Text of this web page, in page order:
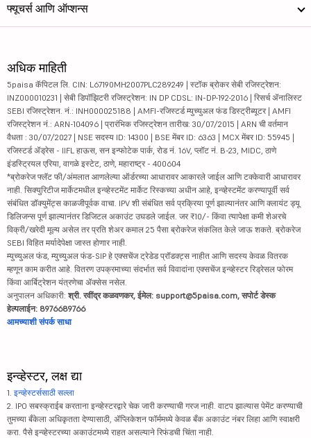
फ्यूचर्स आणि ऑप्शन्स
अधिक माहिती
5paisa कॅपिटल लि. CIN: L67190MH2007PLC289249 | स्टॉक ब्रोकर सेबी रजिस्ट्रेशन:
INZ000010231 | सेबी डिपॉझिटरी रजिस्ट्रेशन: IN DP CDSL: IN-DP-192-2016 | रिसर्च ॲनालिस्ट
SEBI रजिस्ट्रेशन. नं.: INH000025188 | AMFI-रजिस्टर्ड म्युच्युअल फंड डिस्ट्रीब्यूटर | AMFI
रजिस्ट्रेशन नं.: ARN-104096 | प्रारंभिक रजिस्ट्रेशन तारीख: 30/07/2015 | ARN ची वर्तमान
वैधता : 30/07/2027 | NSE सदस्य ID: 14300 | BSE मेंबर ID: 6363 | MCX मेंबर ID: 55945 |
रजिस्टर्ड ॲड्रेस - IIFL हाऊस, सन इन्फोटेक पार्क, रोड नं. 16V, प्लॉट नं. B-23, MIDC, ठाणे
इंडस्ट्रियल एरिया, वागळे इस्टेट, ठाणे, महाराष्ट्र - 400604
*ब्रोकरेज फ्लॅट फी/अंमलात आणलेल्या ऑर्डरच्या आधारावर आकारले जाईल आणि टक्केवारी आधारावर
नाही. सिक्युरिटीज मार्केटमधील इन्व्हेस्टमेंट मार्केट रिस्कच्या अधीन आहे, इन्व्हेस्टमेंट करण्यापूर्वी सर्व
संबंधित डॉक्युमेंट्स काळजीपूर्वक वाचा. IPV शी संबंधित सर्व प्रक्रिया पूर्ण झाल्यानंतर आणि क्लायंट ड्यू
डिलिजन्स पूर्ण झाल्यानंतर डिजिटल अकाउंट उघडले जाईल. जर ₹10/- किंवा त्यापेक्षा कमी शेअरचे
विक्री/खरेदी मूल्य असेल तर प्रति शेअर कमाल 25 पैसा ब्रोकरेज संकलित केले जाऊ शकते. ब्रोकरेज
SEBI विहित मर्यादेपेक्षा जास्त होणार नाही.
म्युच्युअल फंड, म्युच्युअल फंड-SIP हे एक्सचेंज ट्रेडेड प्रॉडक्ट्स नाहीत आणि सदस्य केवळ वितरक
म्हणून काम करीत आहे. वितरण उपक्रमाच्या संदर्भात सर्व विवादांना एक्सचेंज इन्व्हेस्टर रिड्रेसल फोरम
किंवा आर्बिट्रेशन यंत्रणेचा ॲक्सेस नसेल.
अनुपालन अधिकारी: श्री. रवींद्र कळवणकर, ईमेल: support@5paisa.com, सपोर्ट डेस्क
हेल्पलाईन: 8976689766
आमच्याशी संपर्क साधा
इन्व्हेस्टर, लक्ष द्या
1. इन्व्हेस्टर्ससाठी सल्ला
2. IPO सबस्क्राईब करताना इन्व्हेस्टरद्वारे चेक जारी करण्याची गरज नाही. वाटप झाल्यास पेमेंट करण्याची
तुमच्या बँकेला अधिकृतता देण्यासाठी, ॲप्लिकेशन फॉर्ममध्ये केवळ बँक अकाउंट नंबर लिहा आणि स्वाक्षरी
करा. पैसे इन्व्हेस्टरच्या अकाउंटमध्ये राहत असल्याने रिफंडची चिंता नाही.